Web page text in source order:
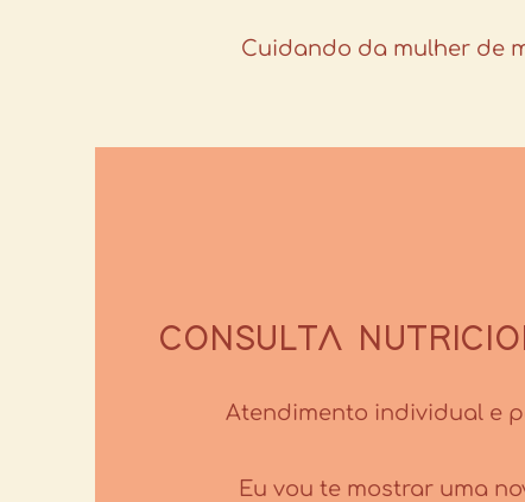
Cuidando da mulher de
CONSULTA
Atendimento individual e
Eu vou te mostrar uma